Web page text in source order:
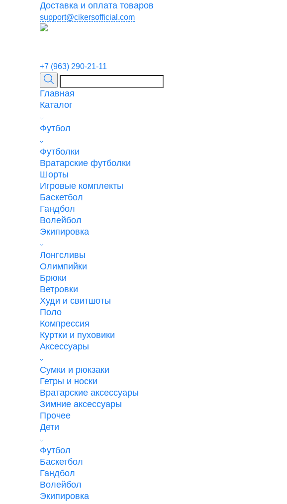
Доставка и оплата товаров
support@cikersofficial.com
+7 (963) 290-21-11
Главная
Каталог
Футбол
Футболки
Вратарские футболки
Шорты
Игровые комплекты
Баскетбол
Гандбол
Волейбол
Экипировка
Лонгсливы
Олимпийки
Брюки
Ветровки
Худи и свитшоты
Поло
Компрессия
Куртки и пуховики
Аксессуары
Сумки и рюкзаки
Гетры и носки
Вратарские аксессуары
Зимние аксессуары
Прочее
Дети
Футбол
Баскетбол
Гандбол
Волейбол
Экипировка